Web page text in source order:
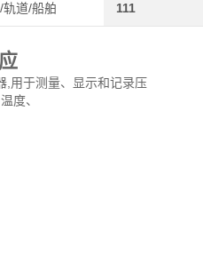
道/船舶 111
,用于测量、显示和记录压
度、